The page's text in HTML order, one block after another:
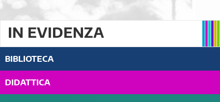
IN EVIDENZA
BIBLIOTECA
DIDATTICA